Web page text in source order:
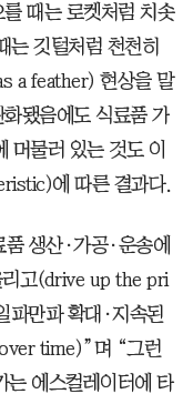
때는 로켓처럼 치솟
깃털처럼 천천히
a feather) 현상을 말
됐음에도 식료품 가
물러 있는 것도 이
에 따른 결과다.
생산·가공·운송에
리고(drive up the pri
만파 확대·지속된
time)”며 “그런
는 에스컬레이터에 타